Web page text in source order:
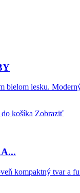
bielom lesku.
košíka Zobraziť
kompaktný tvar a